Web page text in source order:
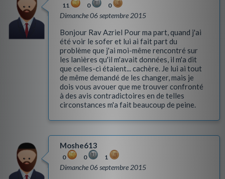
11 0 0
Dimanche 06 septembre 2015
Bonjour Rav Azriel Pour ma part, quand j'ai
été voir le sofer et lui ai fait part du
problème que j'ai moi-même rencontré sur
les lanières qu'il m'avait données, il m'a dit
que celles-ci étaient... cachère. Je lui ai tout
de même demandé de les changer, mais je
dois vous avouer que me trouver confronté
à des avis contradictoires en de telles
circonstances m'a fait beaucoup de peine.
Moshe613
0 0 1
Dimanche 06 septembre 2015